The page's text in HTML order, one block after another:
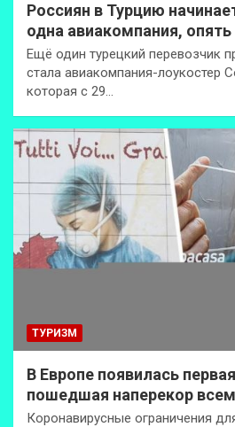
Россиян в Турцию
одна авиакомпания, опять
Ещё один турецкий перевозчик
стала авиакомпания-лоукостер
которая с 29…
ТУРИЗМ
В Европе появилась
пошедшая наперекор всем
Коронавирусные ограничения